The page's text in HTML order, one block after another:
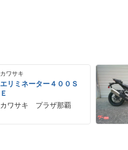
カワサキ
エリミネーター４００Ｓ
Ｅ
カワサキ プラザ那覇